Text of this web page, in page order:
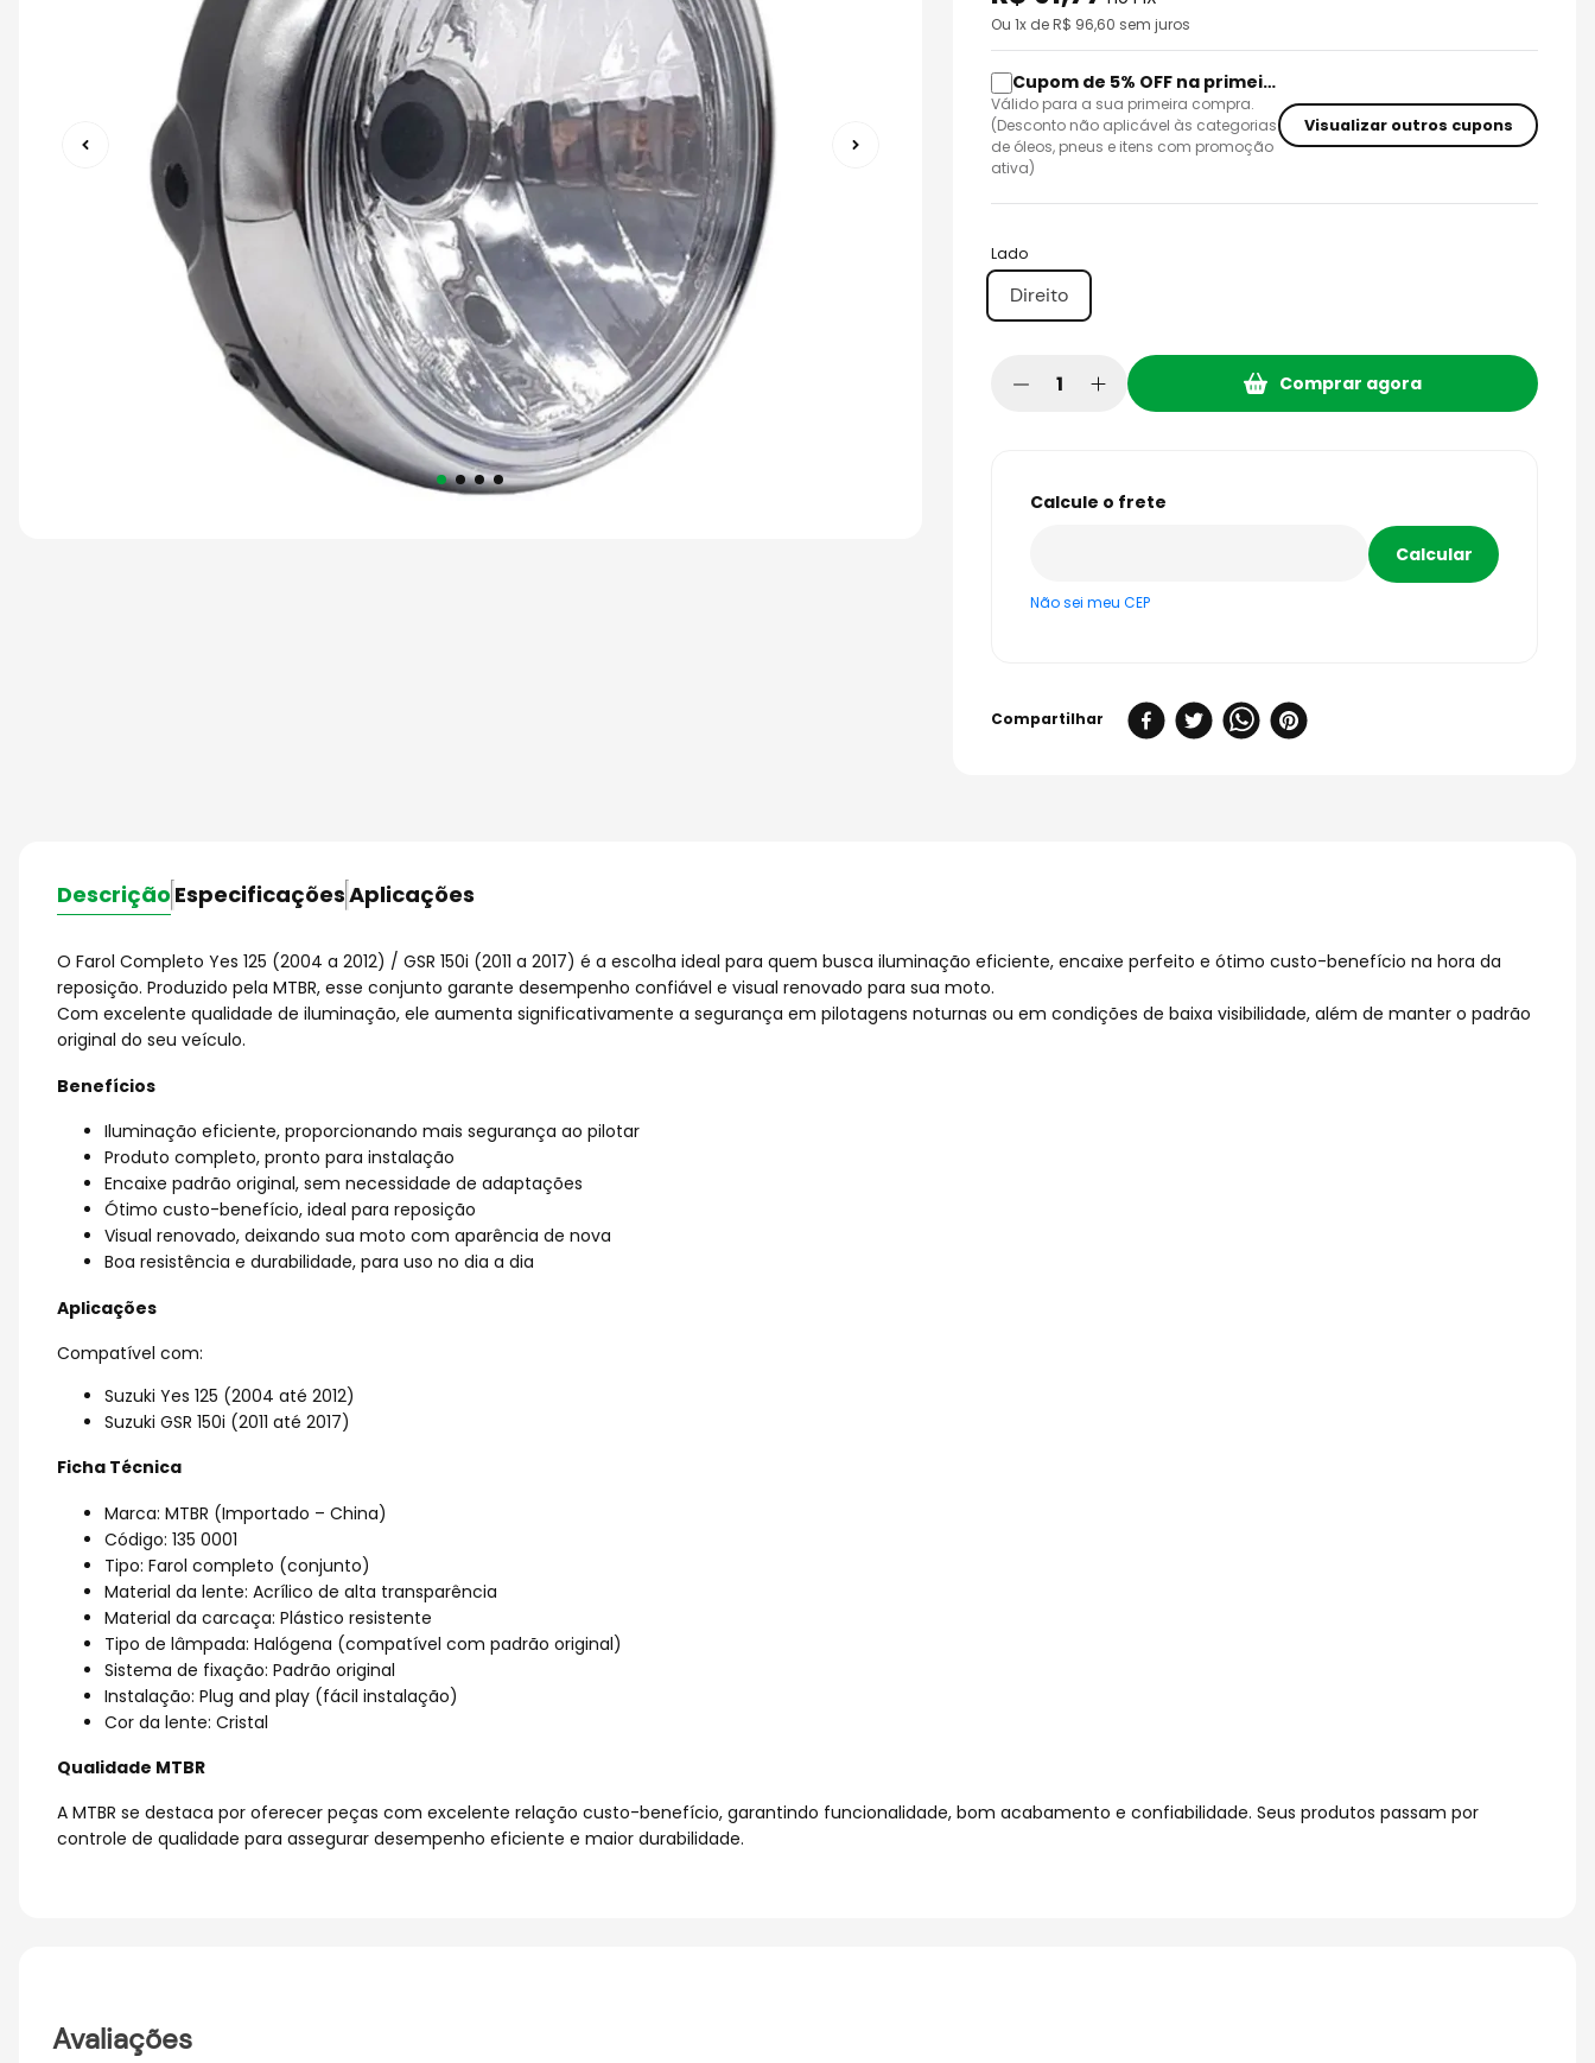
9º capacete aberto
10º race tech
Ou1x de R$ 96,60 sem juros
Cupom de 5% OFF na primeira compra
Válido para a sua primeira compra.
(Desconto não aplicável às categorias
de óleos, pneus e itens com promoção
ativa)
Visualizar outros cupons
Lado
Direito
Comprar agora
Não sei meu CEP
Descrição EspecificaçõesAplicações
O Farol Completo Yes 125 (2004 a 2012) / GSR 150i (2011 a 2017) é a escolha ideal para quem busca iluminação eficiente, encaixe perfeito e ótimo custo-benefício na hora da
reposição. Produzido pela MTBR, esse conjunto garante desempenho confiável e visual renovado para sua moto.
Com excelente qualidade de iluminação, ele aumenta significativamente a segurança em pilotagens noturnas ou em condições de baixa visibilidade, além de manter o padrão
original do seu veículo.
Benefícios
Iluminação eficiente, proporcionando mais segurança ao pilotar
Produto completo, pronto para instalação
Encaixe padrão original, sem necessidade de adaptações
Ótimo custo-benefício, ideal para reposição
Visual renovado, deixando sua moto com aparência de nova
Boa resistência e durabilidade, para uso no dia a dia
Aplicações
Compatível com:
Suzuki Yes 125 (2004 até 2012)
Suzuki GSR 150i (2011 até 2017)
Ficha Técnica
Marca: MTBR (Importado – China)
Código: 135 0001
Tipo: Farol completo (conjunto)
Material da lente: Acrílico de alta transparência
Material da carcaça: Plástico resistente
Tipo de lâmpada: Halógena (compatível com padrão original)
Sistema de fixação: Padrão original
Instalação: Plug and play (fácil instalação)
Cor da lente: Cristal
Qualidade MTBR
A MTBR se destaca por oferecer peças com excelente relação custo-benefício, garantindo funcionalidade, bom acabamento e confiabilidade. Seus produtos passam por
controle de qualidade para assegurar desempenho eficiente e maior durabilidade.
Avaliações